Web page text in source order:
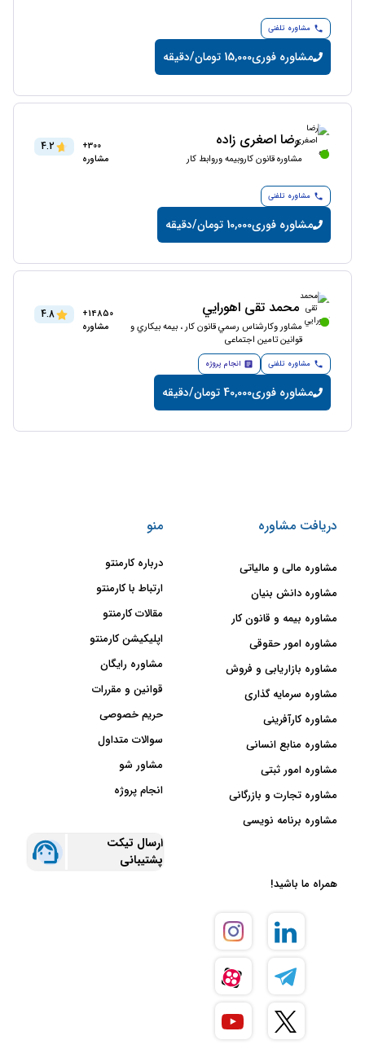
مشاوره تلفنی
مشاوره فوری15,000 تومان/دقیقه
رضا اصغری زاده
مشاوره قانون کاروبیمه وروابط کار
300+
مشاوره
4.2
مشاوره تلفنی
مشاوره فوری10,000 تومان/دقیقه
محمد تقی اهورايي
مشاور وکارشناس رسمي قانون كار ، بيمه بيكاري و
قوانين تامین اجتماعی
14850+
مشاوره
4.8
مشاوره تلفنی انجام پروژه
مشاوره فوری40,000 تومان/دقیقه
دریافت مشاوره
مشاوره مالی و مالیاتی
مشاوره دانش بنیان
مشاوره بیمه و قانون کار
مشاوره امور حقوقی
مشاوره بازاریابی و فروش
مشاوره سرمایه گذاری
مشاوره کارآفرینی
مشاوره منابع انسانی
مشاوره امور ثبتی
مشاوره تجارت و بازرگانی
مشاوره برنامه نویسی
منو
درباره کارمنتو
ارتباط با کارمنتو
مقالات کارمنتو
اپلیکیشن کارمنتو
مشاوره رایگان
قوانین و مقررات
حریم خصوصی
سوالات متداول
مشاور شو
انجام پروژه
ارسال تیکت
پشتیبانی
همراه ما باشید!